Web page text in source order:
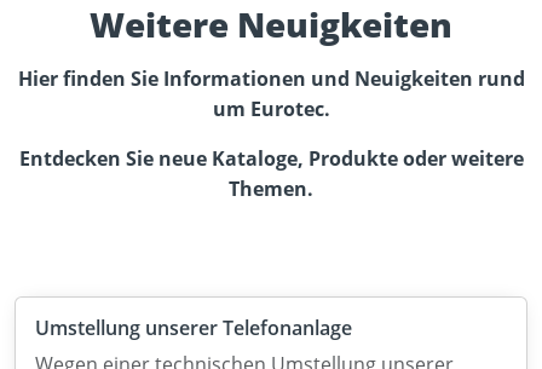
Weitere Neuigkeiten
Hier finden Sie Informationen und Neuigkeiten rund
um Eurotec.
Entdecken Sie neue Kataloge, Produkte oder weitere
Themen.
Umstellung unserer Telefonanlage